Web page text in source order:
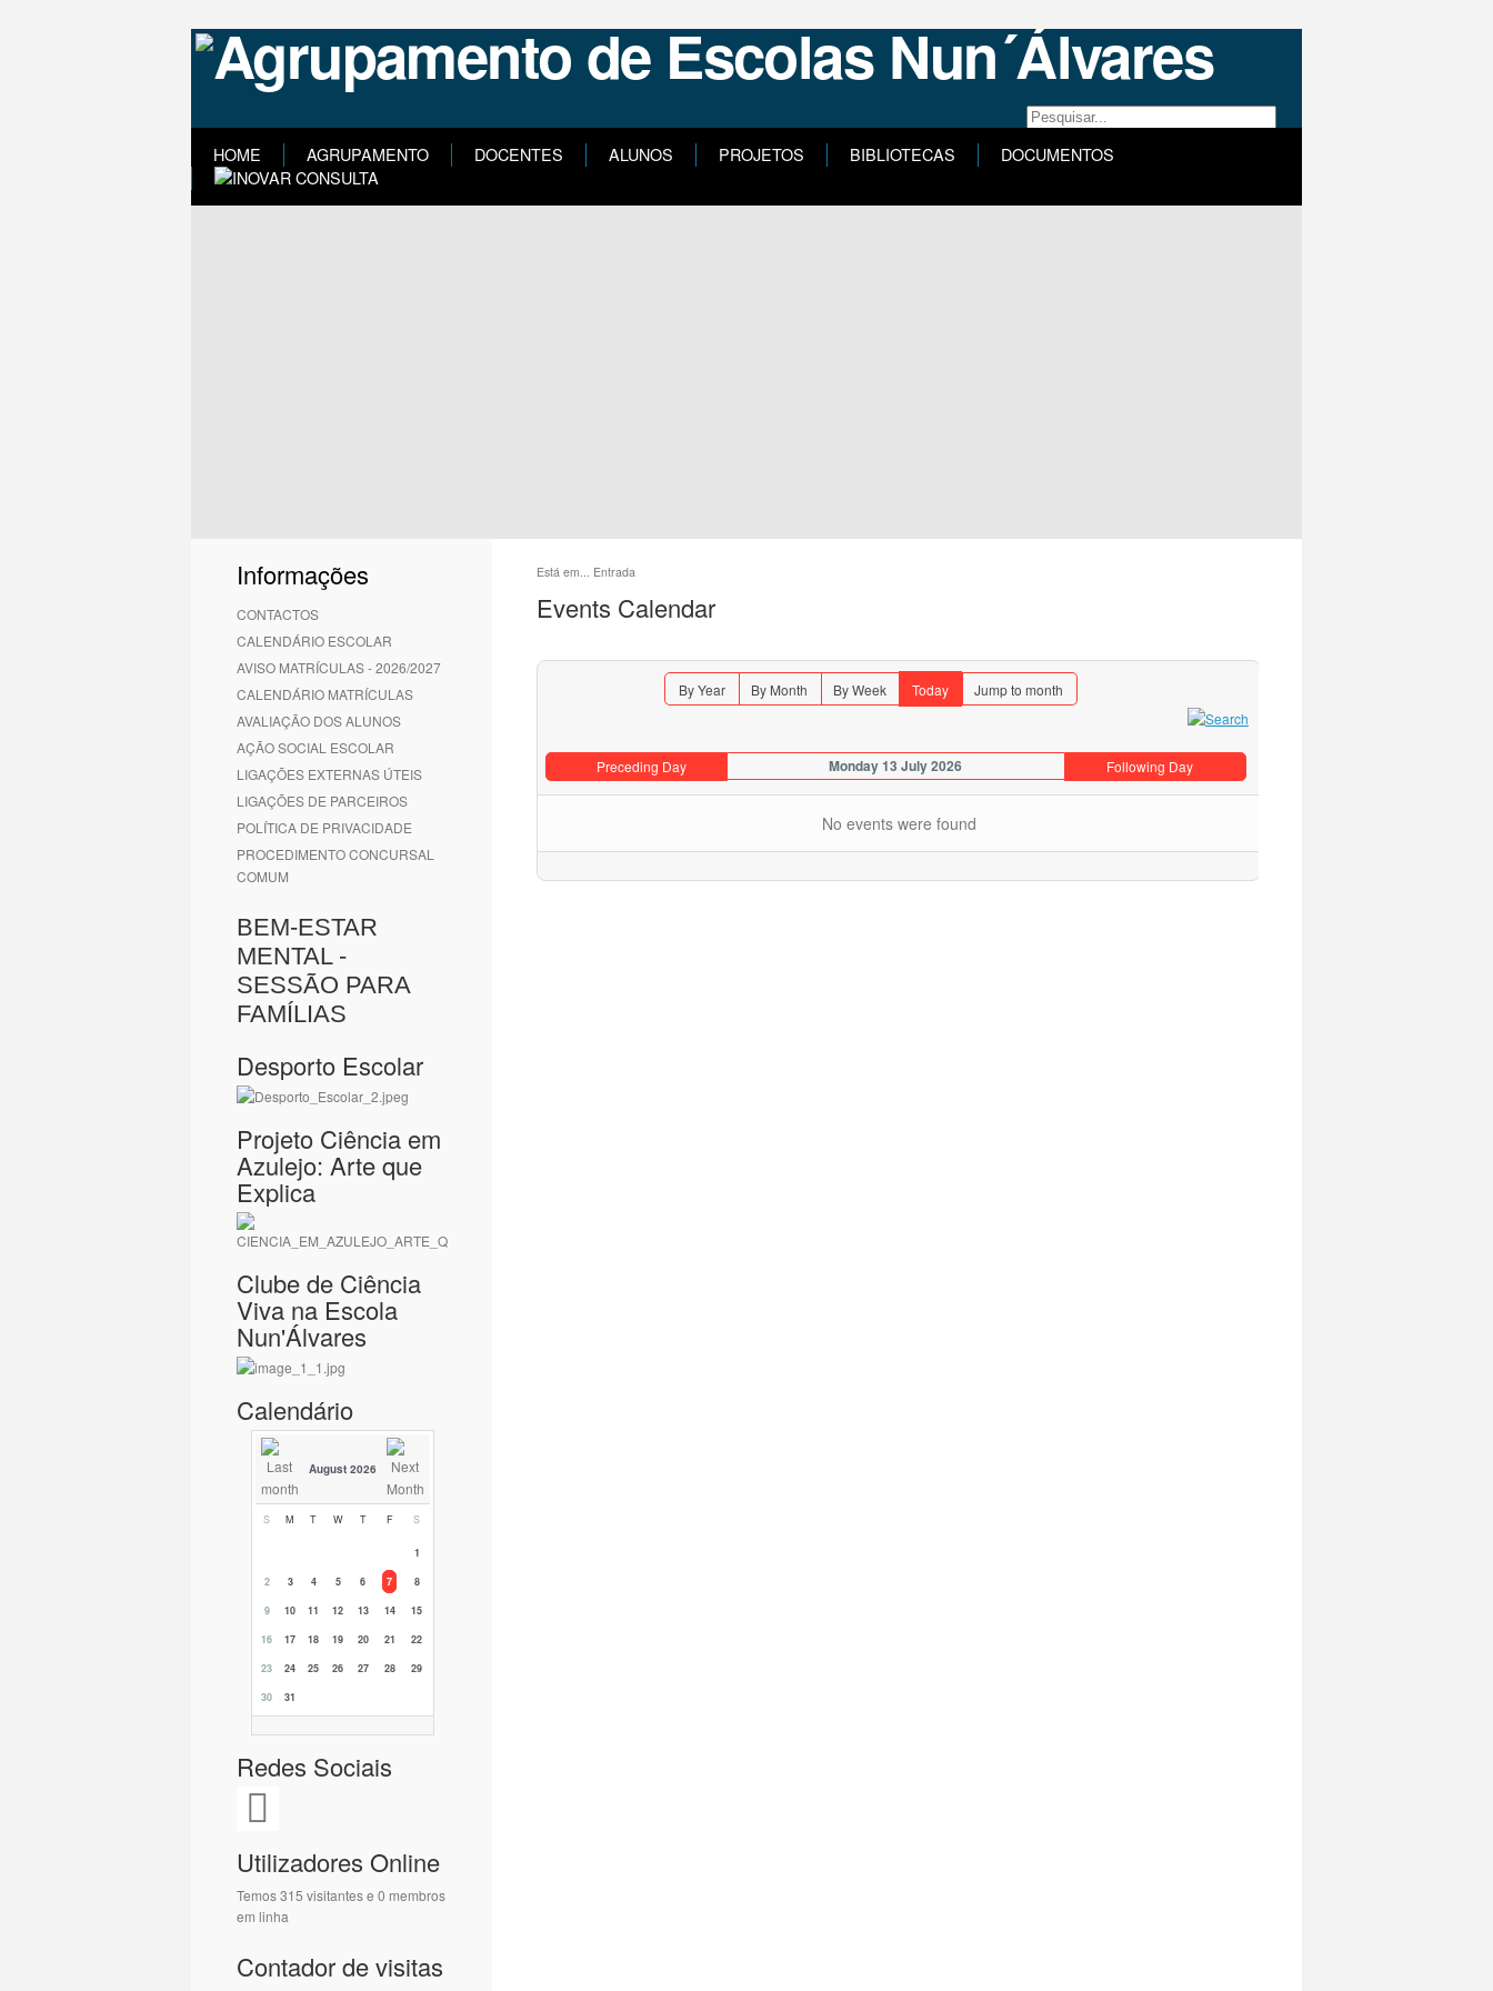
HOME AGRUPAMENTO DOCENTES ALUNOS PROJETOS BIBLIOTECAS DOCUMENTOS
Informações
CONTACTOS
CALENDÁRIO ESCOLAR
AVISO MATRÍCULAS - 2026/2027
CALENDÁRIO MATRÍCULAS
AVALIAÇÃO DOS ALUNOS
AÇÃO SOCIAL ESCOLAR
LIGAÇÕES EXTERNAS ÚTEIS
LIGAÇÕES DE PARCEIROS
POLÍTICA DE PRIVACIDADE
PROCEDIMENTO CONCURSAL
COMUM
BEM-ESTAR
MENTAL -
SESSÃO PARA
FAMÍLIAS
Desporto Escolar
Projeto Ciência em
Azulejo: Arte que
Explica
Clube de Ciência
Viva na Escola
Nun'Álvares
Calendário
August 2026
S M T W T F S
1
2
3 4 5 6 7
8
9
10 11 12 13 14
15
16
17 18 19 20 21
22
23
24 25 26 27 28
29
30
31
Redes Sociais
Utilizadores Online
Temos 315 visitantes e 0 membros
em linha
Contador de visitas
Está em... Entrada
Events Calendar
By Year By Month By Week Today Jump to month
Preceding Day Monday 13 July 2026 Following Day
No events were found